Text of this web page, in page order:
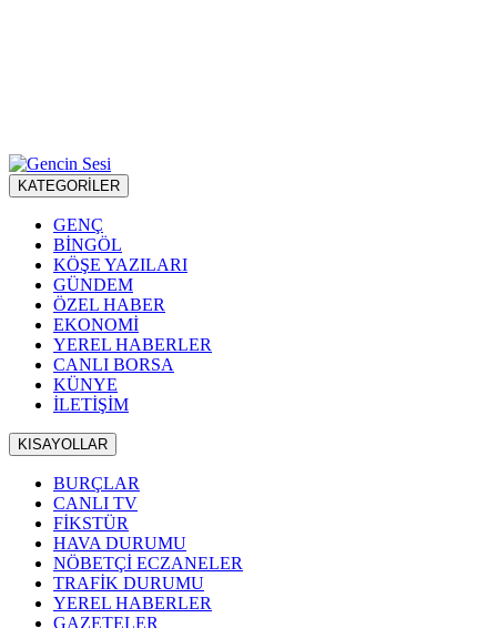
KATEGORİLER
GENÇ
BİNGÖL
KÖŞE YAZILARI
GÜNDEM
ÖZEL HABER
EKONOMİ
YEREL HABERLER
CANLI BORSA
KÜNYE
İLETİŞİM
KISAYOLLAR
BURÇLAR
CANLI TV
FİKSTÜR
HAVA DURUMU
NÖBETÇİ ECZANELER
TRAFİK DURUMU
YEREL HABERLER
GAZETELER